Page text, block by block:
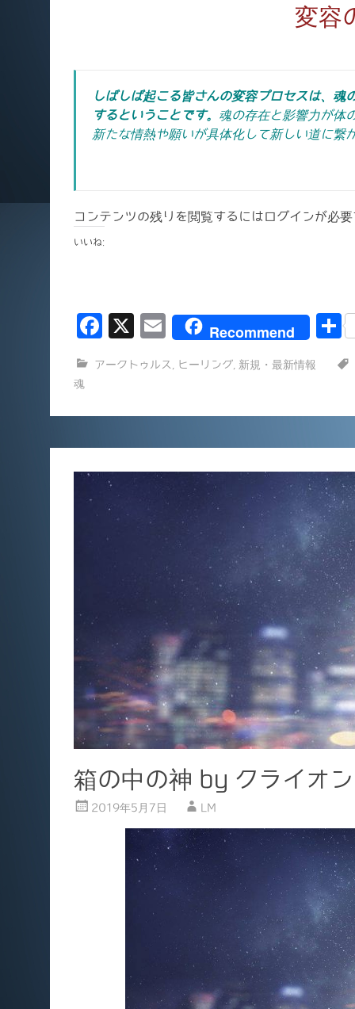
変容
しばしば起こる皆さんの変容プロセスは、
するということです。 魂の存在と影響力が体
新たな情熱や願いが具体化して新しい道に繋
コンテンツの残りを閲覧するにはログインが必
いいね:
F
o
o
k
X
E
ai
Recommend
アークトゥルス ヒーリング 新規・最新情報
魂
箱の中の神 by クライオン
2019年5月7日 LM